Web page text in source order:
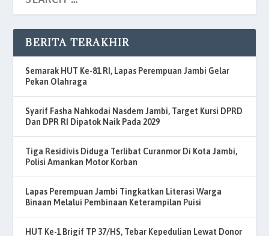
BERITA TERAKHIR
Semarak HUT Ke-81 RI, Lapas Perempuan Jambi Gelar
Pekan Olahraga
Syarif Fasha Nahkodai Nasdem Jambi, Target Kursi DPRD
Dan DPR RI Dipatok Naik Pada 2029
Tiga Residivis Diduga Terlibat Curanmor Di Kota Jambi,
Polisi Amankan Motor Korban
Lapas Perempuan Jambi Tingkatkan Literasi Warga
Binaan Melalui Pembinaan Keterampilan Puisi
HUT Ke-1 Brigif TP 37/HS, Tebar Kepedulian Lewat Donor